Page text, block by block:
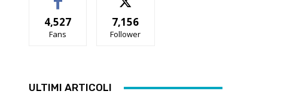
4,527
Fans
7,156
Follower
ULTIMI ARTICOLI